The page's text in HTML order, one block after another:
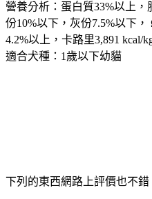
營養分析：蛋白質33%以上，
份10%以下，灰份7.5%以下
4.2%以上，卡路里3,891 kcal/
適合犬種：1歲以下幼貓
下列的東西網路上評價也不